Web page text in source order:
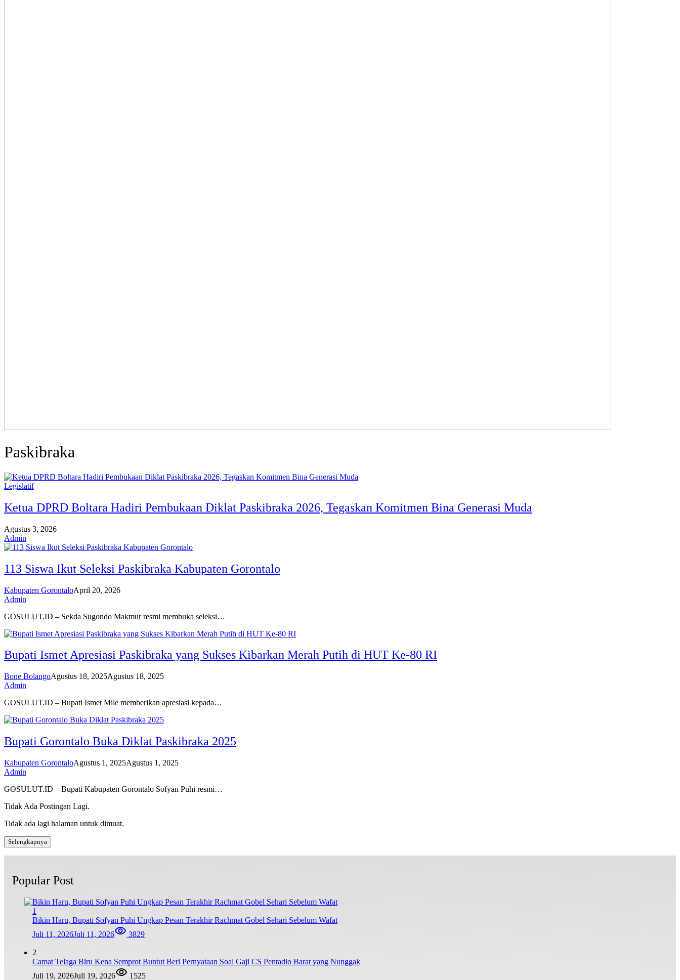
Paskibraka
Legislatif
Ketua DPRD Boltara Hadiri Pembukaan Diklat Paskibraka 2026, Tegaskan Komitmen Bina Generasi Muda
Agustus 3, 2026
Admin
113 Siswa Ikut Seleksi Paskibraka Kabupaten Gorontalo
Kabupaten GorontaloApril 20, 2026
Admin
GOSULUT.ID – Sekda Sugondo Makmur resmi membuka seleksi…
Bupati Ismet Apresiasi Paskibraka yang Sukses Kibarkan Merah Putih di HUT Ke-80 RI
Bone BolangoAgustus 18, 2025Agustus 18, 2025
Admin
GOSULUT.ID – Bupati Ismet Mile memberikan apresiasi kepada…
Bupati Gorontalo Buka Diklat Paskibraka 2025
Kabupaten GorontaloAgustus 1, 2025Agustus 1, 2025
Admin
GOSULUT.ID – Bupati Kabupaten Gorontalo Sofyan Puhi resmi…
Tidak Ada Postingan Lagi.
Tidak ada lagi halaman untuk dimuat.
Selengkapnya
Popular Post
1
Bikin Haru, Bupati Sofyan Puhi Ungkap Pesan Terakhir Rachmat Gobel Sehari Sebelum Wafat
Juli 11, 2026Juli 11, 2026 3829
2
Camat Telaga Biru Kena Semprot Buntut Beri Pernyataan Soal Gaji CS Pentadio Barat yang Nunggak
Juli 19, 2026Juli 19, 2026 1525